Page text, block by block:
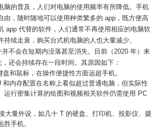
脑的普及，人们对电脑的使用频率有所降低。手机
由，随时随地可以使用种类繁多的 app，既方便高
app 代替的软件，人们通常不再使用相应的电脑软
续走衰，购买台式机电脑的人也大量减少。
不会在短期内没落甚至消失。目前（2020 年）来
还会持续存在一段时间。其原因如下：
盘和鼠标，在操作便捷性方面远超手机。
和内存配置在名称上看似超过普通电脑，但实际性
运行密集计算的绘图和视频相关软件仍需使用 PC
大量外设，如几十 T 的硬盘、打印机、投影仪、摄
手机。